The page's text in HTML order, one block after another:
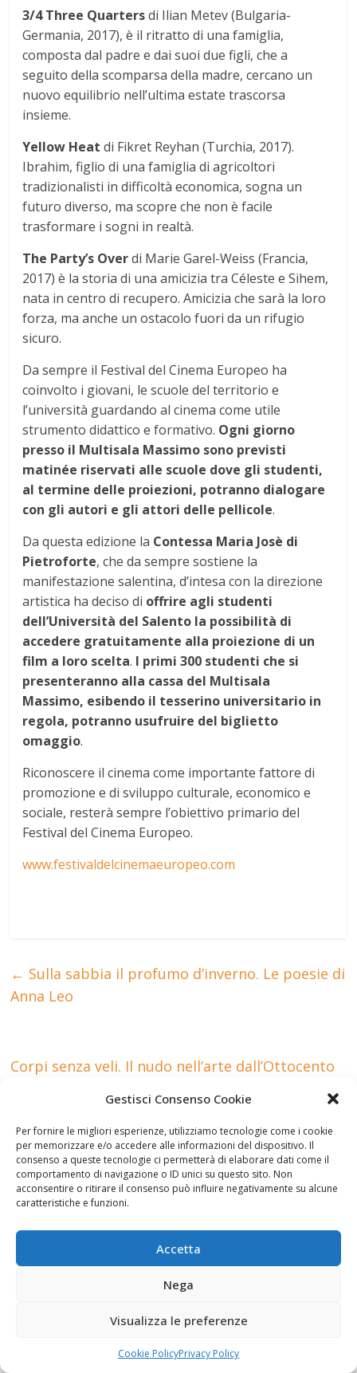
Gestisci Consenso Cookie
Per fornire le migliori esperienze, utilizziamo tecnologie come i cookie
per memorizzare e/o accedere alle informazioni del dispositivo. Il
consenso a queste tecnologie ci permetterà di elaborare dati come il
comportamento di navigazione o ID unici su questo sito. Non
acconsentire o ritirare il consenso può influire negativamente su alcune
caratteristiche e funzioni.
Accetta
Nega
Visualizza le preferenze
Cookie PolicyPrivacy Policy
3/4 Three Quartersdi Ilian Metev (Bulgaria-
Germania, 2017), è il ritratto di una famiglia,
composta dal padre e dai suoi due figli, che a
seguito della scomparsa della madre, cercano un
nuovo equilibrio nell’ultima estate trascorsa
insieme.
Yellow Heatdi Fikret Reyhan (Turchia, 2017).
Ibrahim, figlio di una famiglia di agricoltori
tradizionalisti in difficoltà economica, sogna un
futuro diverso, ma scopre che non è facile
trasformare i sogni in realtà.
The Party’s Overdi Marie Garel-Weiss (Francia,
2017) è la storia di una amicizia tra Céleste e Sihem,
nata in centro di recupero. Amicizia che sarà la loro
forza, ma anche un ostacolo fuori da un rifugio
sicuro.
Da sempre il Festival del Cinema Europeo ha
coinvolto i giovani, le scuole del territorio e
l’università guardando al cinema come utile
strumento didattico e formativo. Ogni giorno
presso il Multisala Massimo sono previsti
matinée riservati alle scuole dove gli studenti,
al termine delle proiezioni, potranno dialogare
con gli autori e gli attori delle pellicole.
Da questa edizione la Contessa Maria Josè di
Pietroforte, che da sempre sostiene la
manifestazione salentina, d’intesa con la direzione
artistica ha deciso di offrire agli studenti
dell’Università del Salento la possibilità di
accedere gratuitamente alla proiezione di un
film a loro scelta. I primi 300 studenti che si
presenteranno alla cassa del Multisala
Massimo, esibendo il tesserino universitario in
regola, potranno usufruire del biglietto
omaggio.
Riconoscere il cinema come importante fattore di
promozione e di sviluppo culturale, economico e
sociale, resterà sempre l’obiettivo primario del
Festival del Cinema Europeo.
www.festivaldelcinemaeuropeo.com
← Sulla sabbia il profumo d’inverno. Le poesie di
Anna Leo
Corpi senza veli. Il nudo nell’arte dall’Ottocento
Potrebbe anche interessarti
Cinema
Estela
16 Novembre